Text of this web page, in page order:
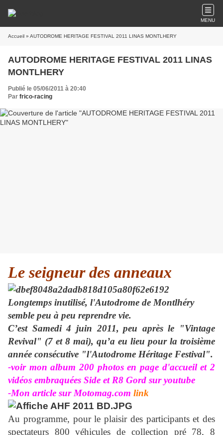
MENU
Accueil » AUTODROME HERITAGE FESTIVAL 2011 LINAS MONTLHERY
AUTODROME HERITAGE FESTIVAL 2011 LINAS
MONTLHERY
Publié le 05/06/2011 à 20:40
Par frico-racing
Le seigneur des anneaux
Longtemps inutilisé, l'Autodrome de Montlhéry
semble peu à peu reprendre vie.
C’est Samedi 4 juin 2011, peu après le "Vintage
Revival" (7 et 8 mai), qu’a eu lieu pour la troisième
année consécutive "l'Autodrome Héritage Festival".
-voir mon album 200 photos en page d'accueil et 2
vidéos embraquées Side et R8 Gord sur youtube
-Mon article sur Motomag.com link
Au programme, pour le plaisir des participants et des
spectateurs 800 véhicules de collection pré 78, 8